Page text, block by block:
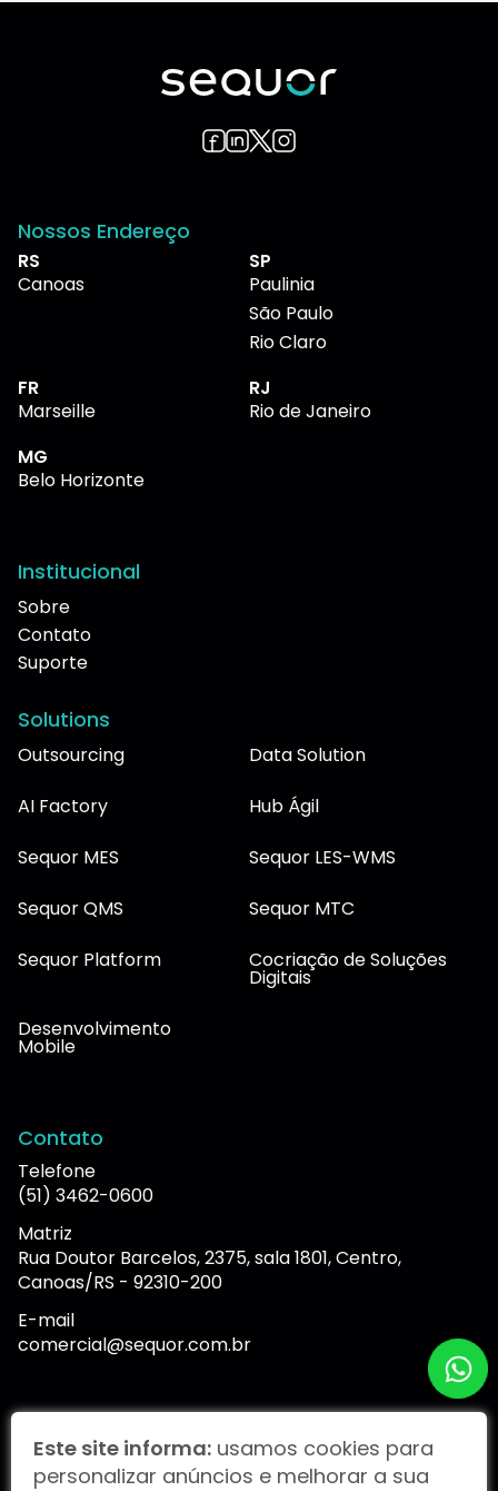
Nossos Endereço
RS
Canoas
SP
Paulinia
São Paulo
Rio Claro
FR
Marseille
RJ
Rio de Janeiro
MG
Belo Horizonte
Institucional
Sobre
Contato
Suporte
Solutions
Outsourcing
Data Solution
AI Factory
Hub Ágil
Sequor MES
Sequor LES-WMS
Sequor QMS
Sequor MTC
Sequor Platform
Cocriação de Soluções
Digitais
Desenvolvimento
Mobile
Contato
Telefone
(51) 3462-0600
Matriz
Rua Doutor Barcelos, 2375, sala 1801, Centro,
Canoas/RS - 92310-200
E-mail
comercial@sequor.com.br
Este site informa: usamos cookies para
personalizar anúncios e melhorar a sua